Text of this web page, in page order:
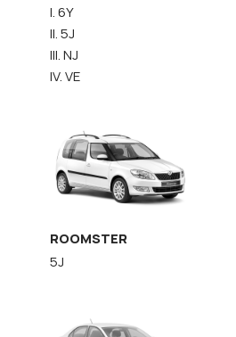
I. 6Y
II. 5J
III. NJ
IV. VE
ROOMSTER
5J